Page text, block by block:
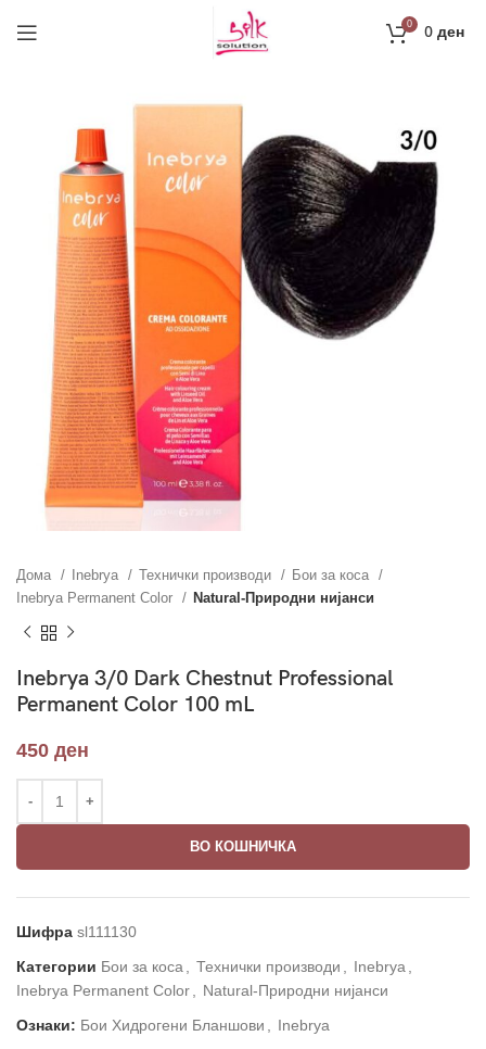
0 0ден
Дома Inebrya Технички производи
Бои за коса
Inebrya Permanent Color
Natural-Природни нијанси
Inebrya 3/0 Dark Chestnut Professional
Permanent Color 100 mL
450 ден
ВО КОШНИЧКА
Шифра sl111130
Категории Бои за коса Технички производи Inebrya
Inebrya Permanent Color
Natural-Природни нијанси
Ознаки: Бои Хидрогени Бланшови
Inebrya